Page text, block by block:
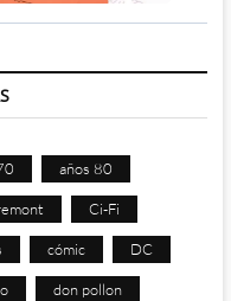
años 80
Ci-Fi
cómic DC
don pollon